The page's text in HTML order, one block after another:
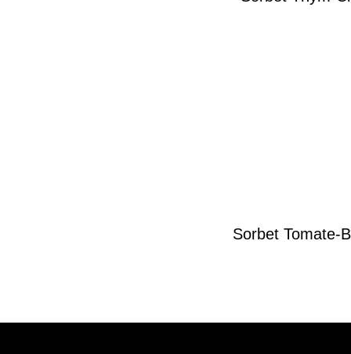
Sorbet Tomate-